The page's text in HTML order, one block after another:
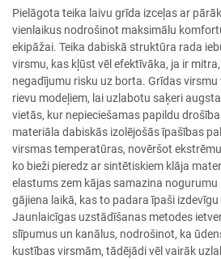
Pielāgota teika laivu grīda izceļas ar
vienlaikus nodrošinot maksimālu
ekipāžai. Teika dabiskā struktūra rada
virsmu, kas kļūst vēl efektīvāka, ja ir
negadījumu risku uz borta. Grīdas
rievu modeļiem, lai uzlabotu saķeri
vietās, kur nepieciešamas papildu
materiāla dabiskās izolējošās īpašības
virsmas temperatūras, novēršot
ko bieži pieredz ar sintētiskiem klāja
elastums zem kājas samazina
gājiena laikā, kas to padara īpaši
Jaunlaicīgas uzstādīšanas metodes
slīpumus un kanālus, nodrošinot, ka
kustības virsmām, tādējādi vēl vairāk